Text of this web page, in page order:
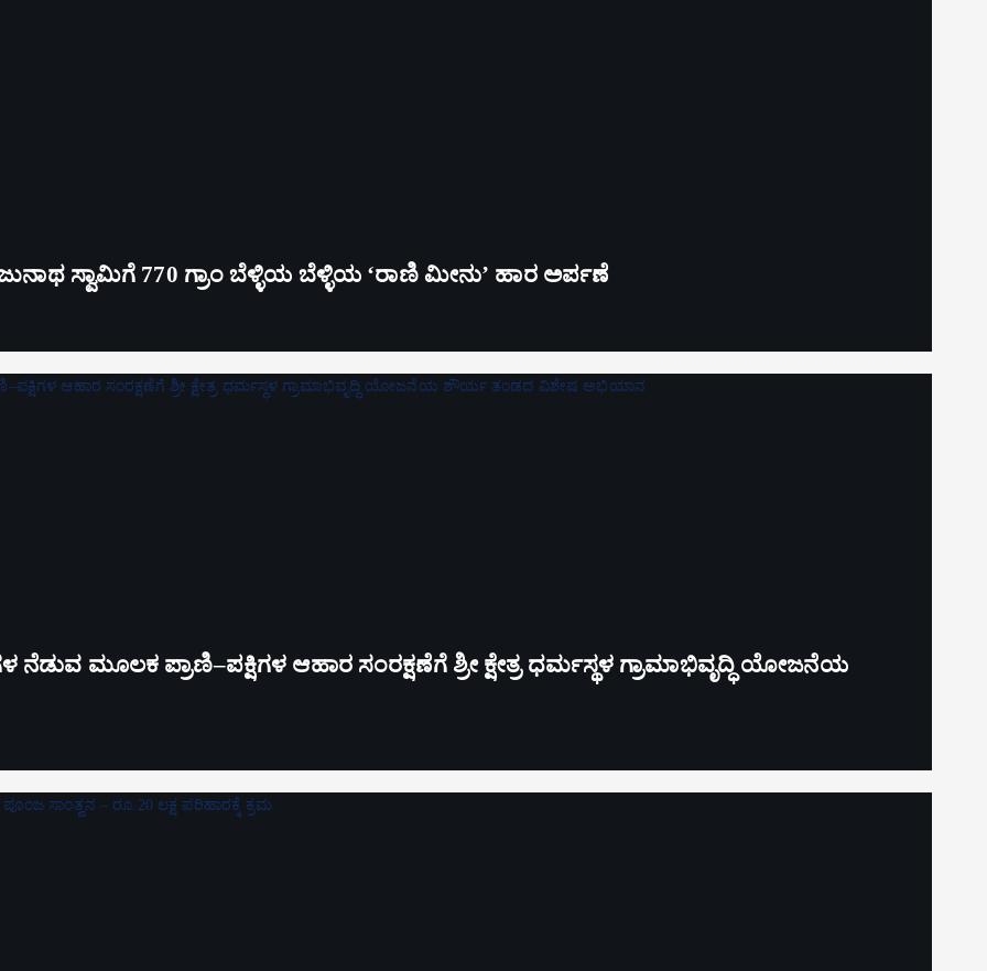
ಸ್ವಾಮಿಗೆ 770 ಗ್ರಾಂ ಬೆಳ್ಳಿಯ ಬೆಳ್ಳಿಯ ‘ರಾಣಿ ಮೀನು’ ಹಾರ ಅರ್ಪಣೆ
ನೆಡುವ ಮೂಲಕ ಪ್ರಾಣಿ–ಪಕ್ಷಿಗಳ ಆಹಾರ ಸಂರಕ್ಷಣೆಗೆ ಶ್ರೀ ಕ್ಷೇತ್ರ ಧರ್ಮಸ್ಥಳ ಗ್ರಾಮಾಭಿವೃದ್ಧಿ ಯೋಜನೆಯ